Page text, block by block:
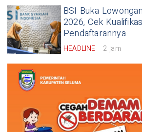
BSI Buka
2026, Cek
Pendaftarannya
HEADLINE 2 jam